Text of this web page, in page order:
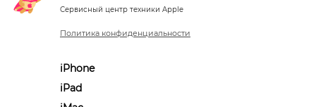
Сервисный центр техники Apple
Политика конфиденциальности
iPhone
iPad